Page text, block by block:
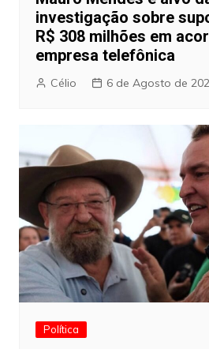
investigação sobre
R$ 308 milhões em
empresa telefônica
Célio 6 de Agosto de
Política